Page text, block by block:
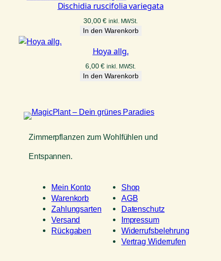
Dischidia ruscifolia variegata
30,00€ inkl. MWSt.
In den Warenkorb
Hoya allg.
6,00€ inkl. MWSt.
In den Warenkorb
Zimmerpflanzen zum Wohlfühlen und
Entspannen.
Mein Konto
Warenkorb
Zahlungsarten
Versand
Rückgaben
Shop
AGB
Datenschutz
Impressum
Widerrufsbelehrung
Vertrag Widerrufen